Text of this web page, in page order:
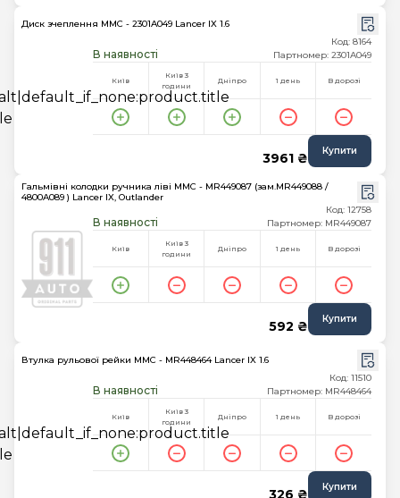
Диск зчеплення MMC - 2301A049 Lancer IX 1.6
В наявності
Код: 8164
Партномер: 2301A049
Київ
Київ 3
години
Дніпро 1 день В дорозі
3961 ₴ Купити
Гальмівні колодки ручника ліві MMC - MR449087 (зам.MR449088 /
4800A089 ) Lancer IX, Outlander
В наявності
Код: 12758
Партномер: MR449087
Київ
Київ 3
години
Дніпро 1 день В дорозі
592 ₴ Купити
Втулка рульової рейки MMC - MR448464 Lancer IX 1.6
В наявності
Код: 11510
Партномер: MR448464
Київ
Київ 3
години
Дніпро 1 день В дорозі
326 ₴ Купити